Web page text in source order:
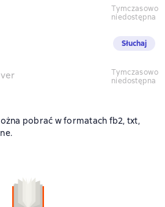
tymczasowo
niedostępna
Słuchaj
tymczasowo
niedostępna
pobrać w formatach fb2, txt,